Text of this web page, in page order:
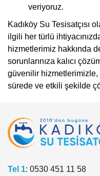
veriyoruz.
Kadıköy Su Tesisatçısı
ilgili her türlü
hizmetlerimiz hakkında
sorunlarınıza kalıcı
güvenilir hizmetlerimizle,
sürede ve etkili şekilde
Tel 1: 0530 451 11 58